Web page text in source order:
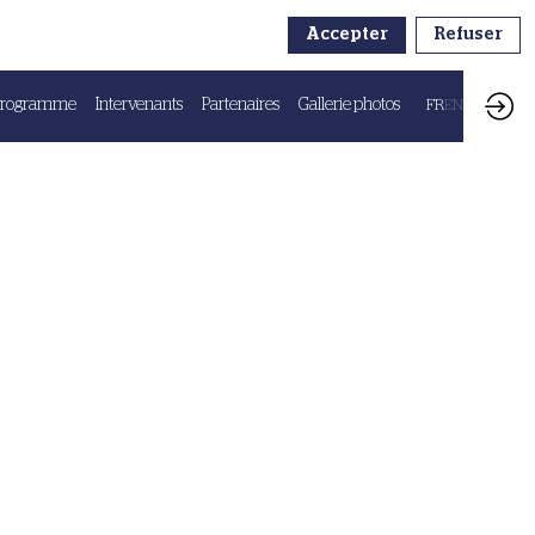
Intervenants Partenaires Gallerie photos FR EN
Accepter Refuser